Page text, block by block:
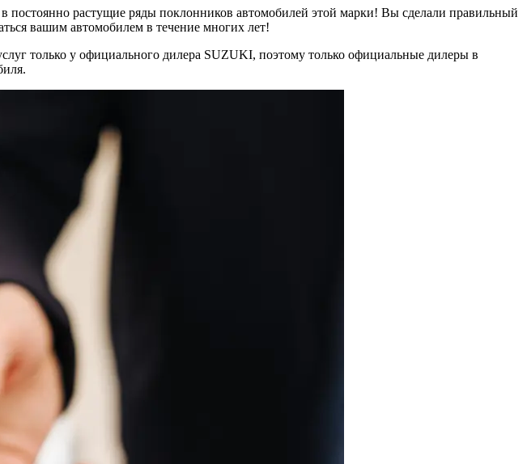
растущие ряды поклонников автомобилей этой марки! Вы сделали правильный
вашим автомобилем в течение многих лет!
только у официального дилера SUZUKI, поэтому только официальные дилеры в